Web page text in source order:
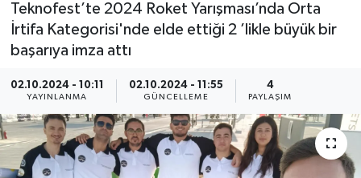
Teknofest’te 2024 Roket Yarışması’nda Orta
İrtifa Kategorisi'nde elde ettiği 2 ’likle büyük bir
başarıya imza attı
02.10.2024 - 10:11
YAYINLANMA
02.10.2024 - 11:55
GÜNCELLEME
4
PAYLAŞIM
Haber Arşivi